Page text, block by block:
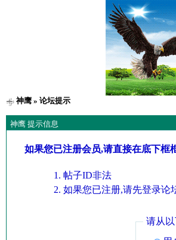
神鹰» 论坛提示
神鹰 提示信息
如果您已注册会员,请直接在底下框
帖子ID非法
如果您已注册,请先登录论
请从